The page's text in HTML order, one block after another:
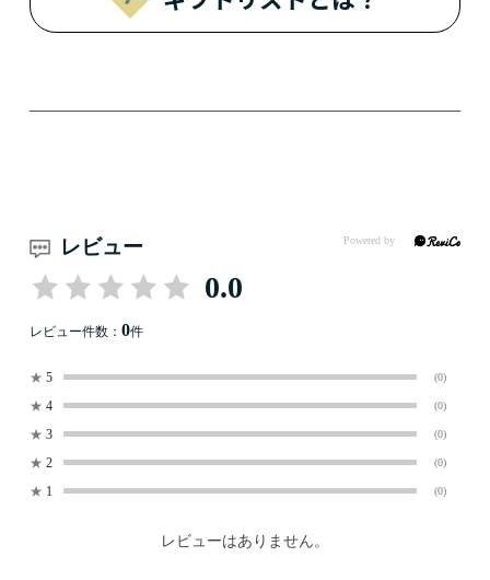
レビュー
0.0
レビュー件数： 0件
★ 5 (0)
★ 4 (0)
★ 3 (0)
★ 2 (0)
★ 1 (0)
レビューはありません。